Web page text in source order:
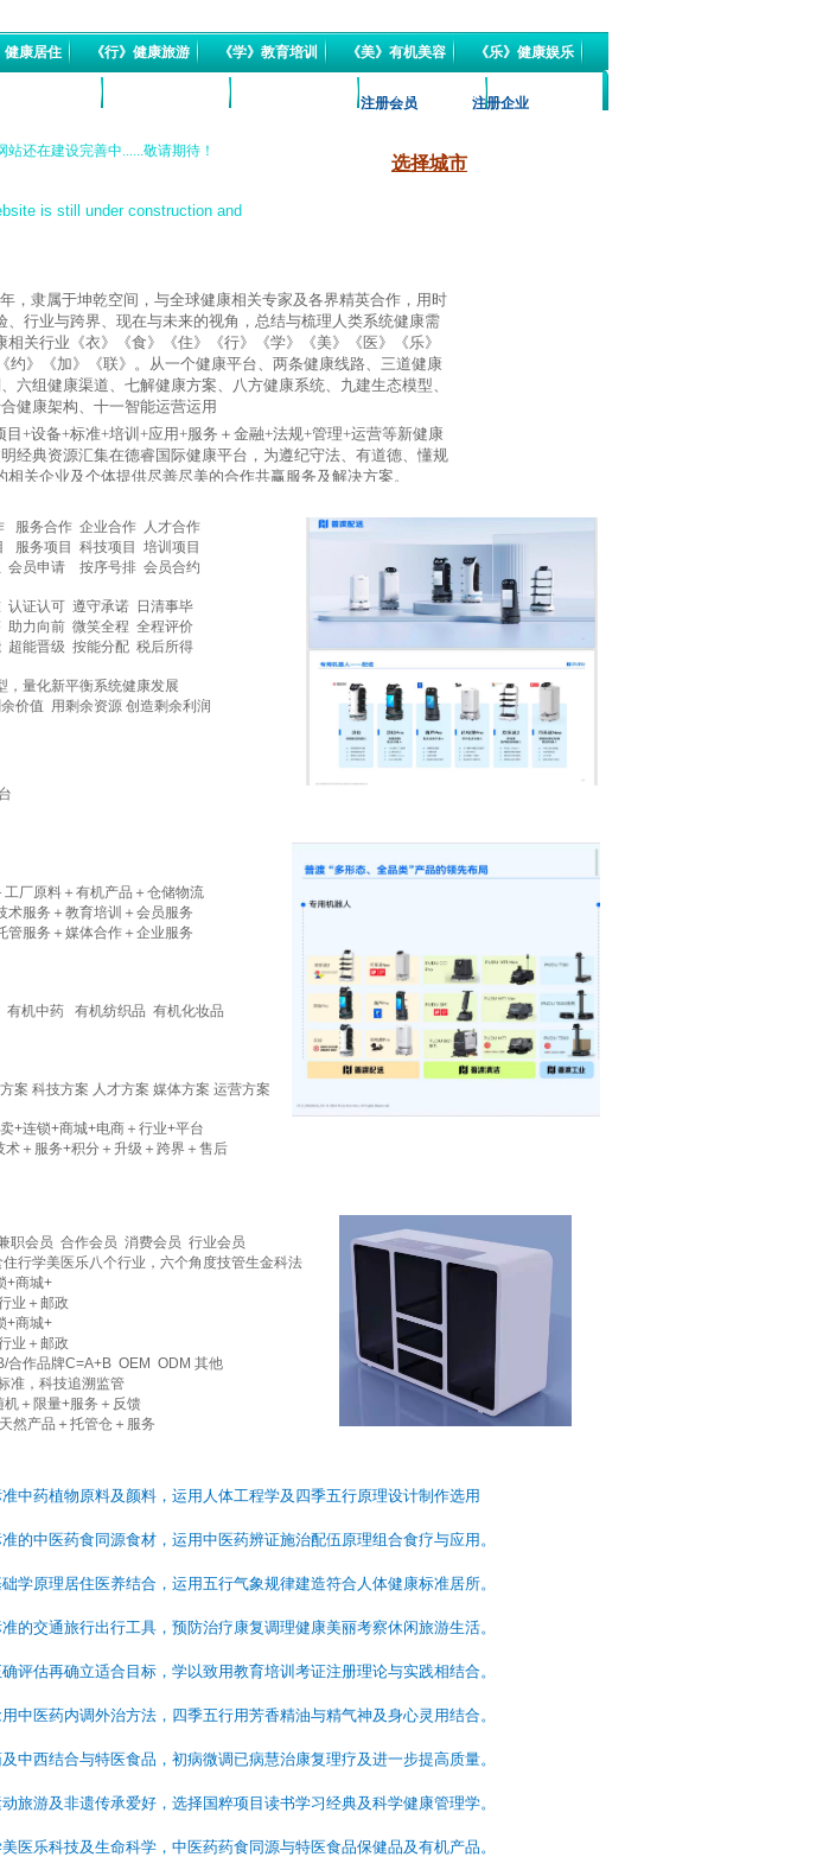
健康居住 《行》健康旅游 《学》教育培训 《美》有机美容 《乐》健康娱乐
《肥》有机肥料
注册会员 注册企业
注册会员 会员登陆
选择城市
还在建设完善中......敬请期待！
is still under construction and
，隶属于坤乾空间，与全球健康相关专家及各界精英合作，用时
、行业与跨界、现在与未来的视角，总结与梳理人类系统健康需
关行业《衣》《食》《住》《行》《学》《美》《医》《乐》
约》《加》《联》。
从一个健康平台、两条健康线路、三道健康
六组健康渠道、七解健康方案、八方健康系统、九建生态模型、
健康架构、十一智能运营运用
+设备+标准+培训+应用+服务＋金融+法规+管理+运营等新健康
经典资源汇集在德睿国际健康平台，为遵纪守法、有道德、懂规
关企业及个体提供尽善尽美的合作共赢服务及解决方案。
服务合作 企业合作 人才合作
服务项目
科技项目 培训项目
会员申请 按序号排 会员合约
认证认可 遵守承诺 日清事毕
助力向前 微笑全程 全程评价
超能晋级 按能分配 税后所得
，量化新平衡系统健康发展
价值 用剩余资源 创造剩余利润
工厂原料＋有机产品＋仓储物流
务＋教育培训＋会员服务
务＋媒体合作＋企业服务
有机中药 有机纺织品 有机化妆品
案 科技方案 人才方案 媒体方案 运营方案
+连锁+商城+电商＋ 行业+平台
术＋ 服务+积分＋升级＋跨界＋售后
职会员 合作会员 消费会员 行业会员
行学美医乐八个行业，六个角度技管生金科法
+商城+
业＋邮政
+商城+
业＋邮政
合作品牌C=A+B OEM ODM 其他
准，科技追溯监管
机＋限量+服务＋反馈
然产品＋托管仓＋服务
中药植物原料及颜料，运用人体工程学及四季五行原理设计制作选用
的中医药食同源食材，运用中医药辨证施治配伍原理组合食疗与应用。
学原理居住医养结合，运用五行气象规律建造符合人体健康标准居所。
的交通旅行出行工具，预防治疗康复调理健康美丽考察休闲旅游生活。
评估再确立适合目标，学以致用教育培训考证注册理论与实践相结合。
中医药内调外治方法，四季五行用芳香精油与精气神及身心灵用结合。
中西结合与特医食品，初病微调已病慧治康复理疗及进一步提高质量。
旅游及非遗传承爱好，选择国粹项目读书学习经典及科学健康管理学。
医乐科技及生命科学，中医药药食同源与特医食品保健品及有机产品。